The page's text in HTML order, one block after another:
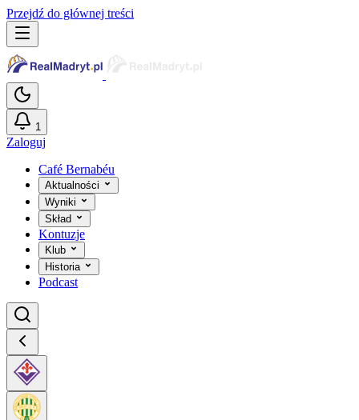
Przejdź do głównej treści
1
Zaloguj
Café Bernabéu
Aktualności
Wyniki
Skład
Kontuzje
Klub
Historia
Podcast